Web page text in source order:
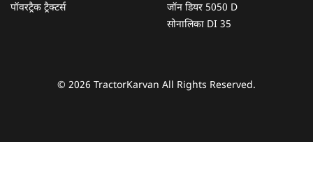
पॉवरट्रैक ट्रैक्टर्स
जॉन डियर 5050 D
सोनालिका DI 35
© 2026 TractorKarvan All Rights Reserved.